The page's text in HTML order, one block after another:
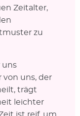
Zeitalter,
zu
uns
von uns, der
trägt
leichter